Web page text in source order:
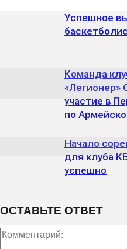
Успешное
Команда
«Легионер»
участие в
по
Начало
для клуба
успешно
ОСТАВЬТЕ ОТВЕТ